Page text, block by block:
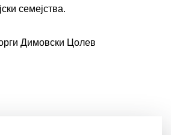
семејства.
Димовски Цолев